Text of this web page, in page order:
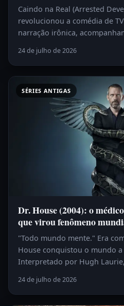
Caindo na Real (Arrested
revolucionou a comédia de
narração irônica,
24 de julho de 2026
SÉRIES ANTIGAS
Dr. House (2004): o
que virou fenômeno
"Todo mundo mente." Era
House conquistou o mundo
Interpretado por Hugh
24 de julho de 2026